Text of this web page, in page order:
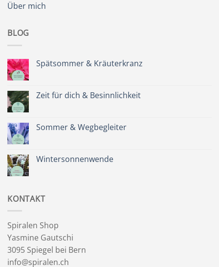
Über mich
BLOG
Spätsommer & Kräuterkranz
Spätsommer
&
Zeit für dich & Besinnlichkeit
Zeit
für
Sommer & Wegbegleiter
Sommer
&
Wintersonnenwende
KONTAKT
Spiralen Shop
Yasmine Gautschi
3095 Spiegel bei Bern
info@spiralen.ch